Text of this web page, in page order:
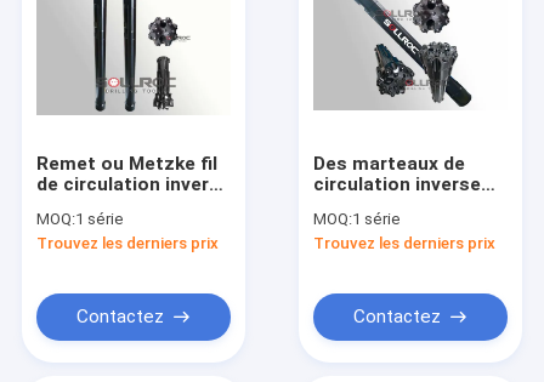
Remet ou Metzke fil
de circulation inverse
résistance à l'acide
MOQ:1 série
Trouvez les derniers prix
Contactez
Des marteaux de
circulation inverse
forage haut de
gamme pour rames
MOQ:1 série
Trouvez les derniers prix
Contactez